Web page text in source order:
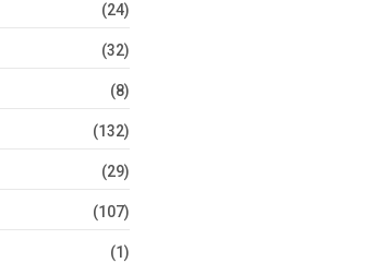
(24)
(32)
(8)
(132)
(29)
(107)
(1)